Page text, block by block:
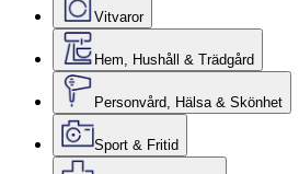
Vitvaror
Hem, Hushåll & Trädgård
Personvård, Hälsa & Skönhet
Sport & Fritid